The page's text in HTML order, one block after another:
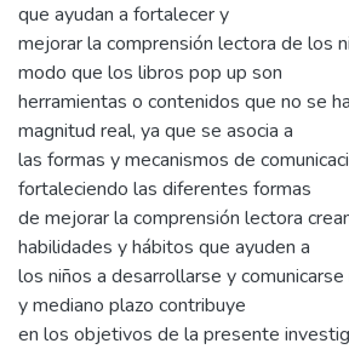
que ayudan a fortalecer y
mejorar la comprensión lectora de los
modo que los libros pop up son
herramientas o contenidos que no se
magnitud real, ya que se asocia a
las formas y mecanismos de
fortaleciendo las diferentes formas
de mejorar la comprensión lectora
habilidades y hábitos que ayuden a
los niños a desarrollarse y
y mediano plazo contribuye
en los objetivos de la presente